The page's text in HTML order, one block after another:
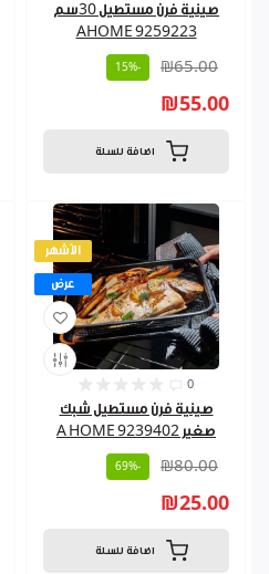
صينية فرن مستطيل 30سم
AHOME 9259223
₪65.00
-15%
₪55.00
اضافة للسلة
الأشهر
عرض
0
صينية فرن مستطيل شبك
صغير A HOME 9239402
₪80.00
-69%
₪25.00
اضافة للسلة